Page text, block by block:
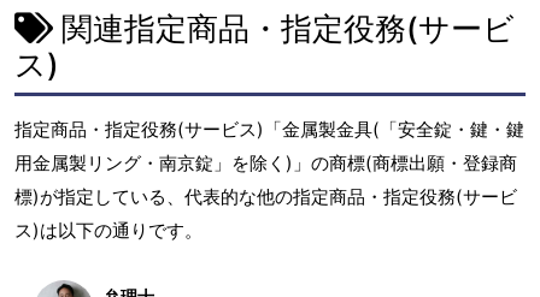
関連指定商品・指定役務(サービ
ス)
指定商品・指定役務(サービス)「金属製金具(「安全錠・鍵・鍵
用金属製リング・南京錠」を除く)」の商標(商標出願・登録商
標)が指定している、代表的な他の指定商品・指定役務(サービ
ス)は以下の通りです。